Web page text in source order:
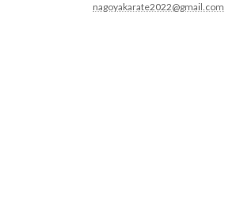
nagoyakarate2022@gmail.com